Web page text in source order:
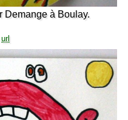
Demange à Boulay.
url